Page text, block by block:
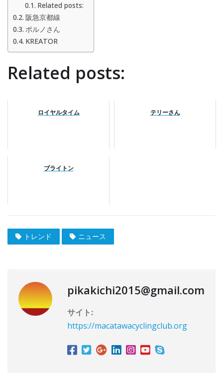
Related posts:
阪急京都線
ポルノさん
KREATOR
Related posts:
ロイヤルタイム テリーさん
ブライトン
トレンド ニュース
pikakichi2015@gmail.com
サイト:
https://macatawacyclingclub.org